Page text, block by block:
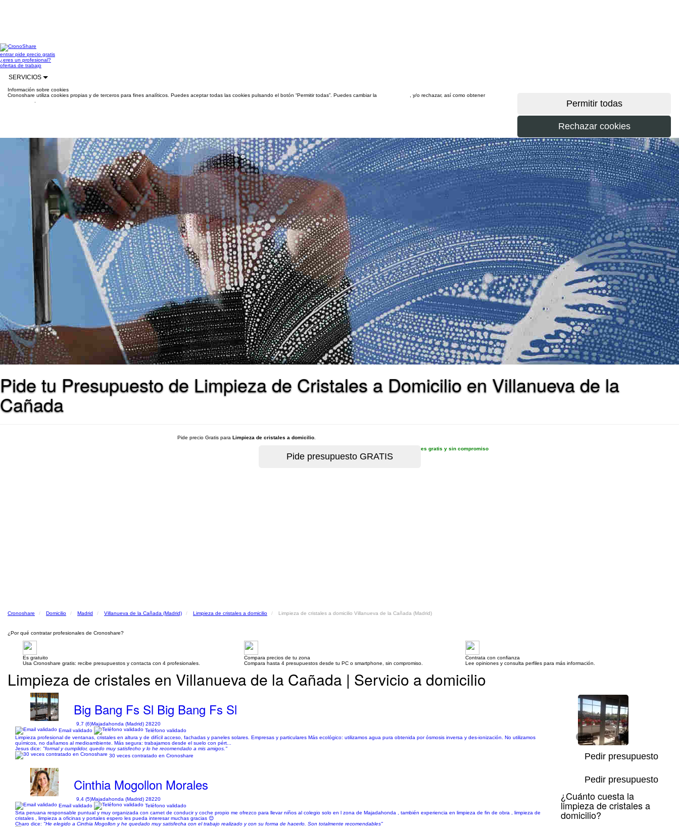
entrarpide precio gratis
¿eres un profesional?
ofertas de trabajo
SERVICIOS
Información sobre cookies
Cronoshare utiliza cookies propias y de terceros para fines analíticos. Puedes aceptar todas las cookies pulsando el botón “Permitir todas”. Puedes cambiar la
, y/o rechazar, así como obtener
Pide tu Presupuesto de Limpieza de Cristales a Domicilio en Villanueva de la
Cañada
Pide precio Gratis para Limpieza de cristales a domicilio
es gratis y sin compromiso
Cronoshare Domicilio Madrid Villanueva de la Cañada (Madrid) Limpieza de cristales a domicilio Limpieza de cristales a domicilio Villanueva de la Cañada (Madrid)
¿Por qué contratar profesionales de Cronoshare?
Es gratuito
Usa Cronoshare gratis: recibe presupuestos y contacta con 4 profesionales.
Compara precios de tu zona
Compara hasta 4 presupuestos desde tu PC o smartphone, sin compromiso.
Contrata con confianza
Lee opiniones y consulta perfiles para más información.
Limpieza de cristales en Villanueva de la Cañada | Servicio a domicilio
Big Bang Fs Sl Big Bang Fs Sl
9,7 (6)Majadahonda (Madrid) 28220
Email validado
Teléfono validado
Limpieza profesional de ventanas, cristales en altura y de difícil acceso, fachadas y paneles solares. Empresas y particulares Más ecológico: utilizamos agua pura obtenida por ósmosis inversa y des-ionización. No utilizamos
químicos, no dañamos al medioambiente. Más segura: trabajamos desde el suelo con pért...
Jesus dice: "formal y cumplidor, quedo muy satisfecho y lo he recomendado a mis amigos."
30 veces contratado en Cronoshare
1/4
Pedir presupuesto
Cinthia Mogollon Morales
9,4 (5)Majadahonda (Madrid) 28220
Email validado
Teléfono validado
Srta peruana responsable puntual y muy organizada con carnet de conducir y coche propio me ofrezco para llevar niños al colegio solo en l zona de Majadahonda , también experiencia en limpieza de fin de obra , limpieza de
cristales , limpieza a oficinas y portales espero les pueda interesar muchas gracias 😊
Charo dice: "He elegido a Cinthia Mogollon y he quedado muy satisfecha con el trabajo realizado y con su forma de hacerlo. Son totalmente recomendables"
Pedir presupuesto
¿Cuánto cuesta la
limpieza de cristales a
domicilio?